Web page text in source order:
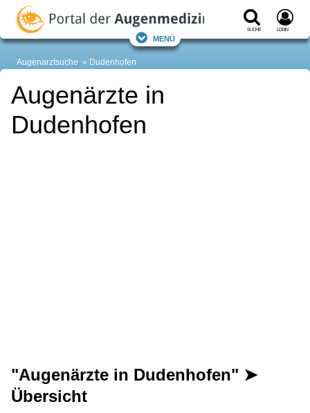
Suche Login
Menü
Augenarztsuche Dudenhofen
Augenärzte in
Dudenhofen
"Augenärzte in Dudenhofen" ➤
Übersicht